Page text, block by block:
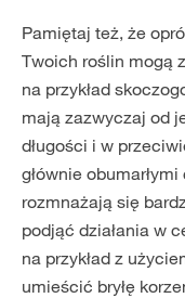
Pamiętaj też, że
Twoich roślin mogą
na przykład
mają zazwyczaj od
długości i w
głównie
rozmnażają się
podjąć działania w
na przykład z
umieścić bryłę